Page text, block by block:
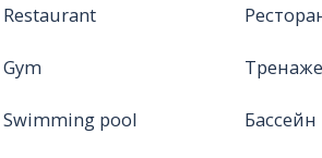
Restaurant
Gym
Swimming pool Бассейн